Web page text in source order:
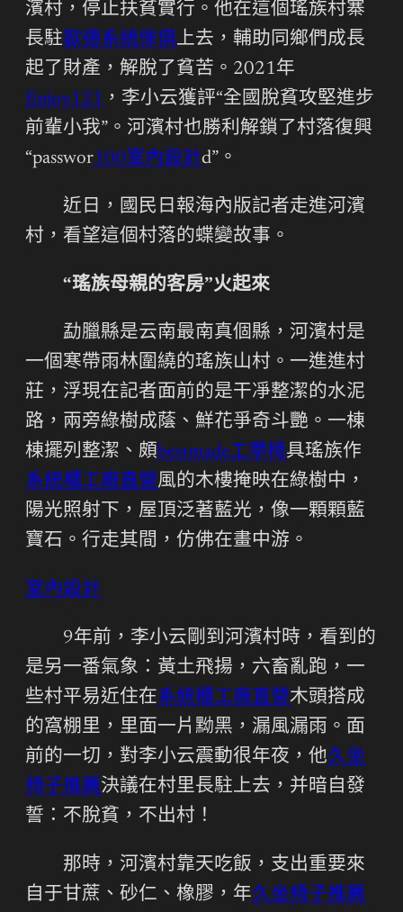
濱村，停止扶貧實行。他在這個瑤族村寨
長駐歐德系統傢俱上去，輔助同鄉們成長
起了財產，解脫了貧苦。2021年
Enjoy121 ，李小云獲評“全國脫貧攻堅進步
前輩小我”。河濱村也勝利解鎖了村落復興
“passwor100室內設計d”。
近日， 國民日報海內版記者走進河濱
村，看望這個村落的蝶變故事。
“瑤族母親的客房”火起來
勐臘縣是云南最南真個縣，河濱村是
一個寒帶雨林圍繞的瑤族山村。一進進村
莊，浮現在記者面前的是干凈整潔的水泥
路，兩旁綠樹成蔭、鮮花爭奇斗艷。一棟
棟擺列整潔、頗bestmade工學椅具瑤族作
系統櫃工廠直營風的木樓掩映在綠樹中，
陽光照射下，屋頂泛著藍光，像一顆顆藍
寶石。行走其間，仿佛在畫中游。
室內設計
9年前，李小云剛到河濱村時，看到的
是另一番氣象：黃土飛揚，六畜亂跑，一
些村平易近住在系統櫃工廠直營木頭搭成
的窩棚里，里面一片黝黑，漏風漏雨。面
前的一切，對李小云震動很年夜，他久坐
椅子推薦決議在村里長駐上去，并暗自發
誓：不脫貧，不出村！
那時，河濱村靠天吃飯，支出重要來
自于甘蔗、砂仁、橡膠，年久坐椅子推薦